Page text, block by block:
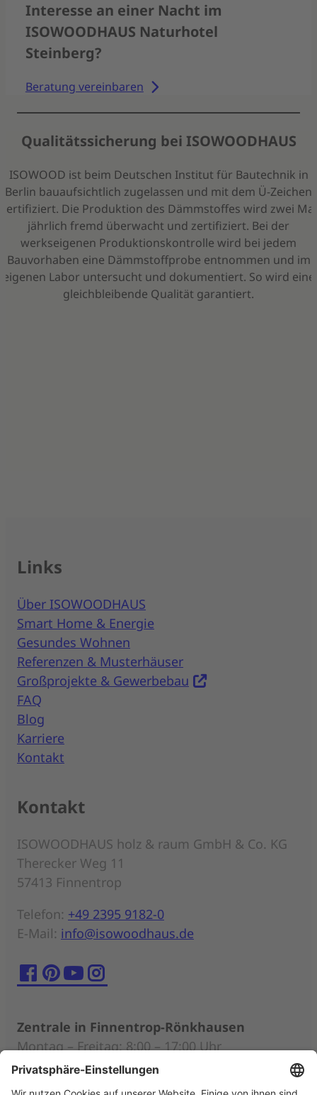
Interesse an einer Nacht im
ISOWOODHAUS Naturhotel
Steinberg?
Beratung vereinbaren
Qualitätssicherung bei ISOWOODHAUS
ISOWOOD ist beim Deutschen Institut für Bautechnik in
Berlin bauaufsichtlich zugelassen und mit dem Ü-Zeichen
zertifiziert. Die Produktion des Dämmstoffes wird zwei Mal
jährlich fremd überwacht und zertifiziert. Bei der
werkseigenen Produktionskontrolle wird bei jedem
Bauvorhaben eine Dämmstoffprobe entnommen und im
eigenen Labor untersucht und dokumentiert. So wird eine
gleichbleibende Qualität garantiert.
Links
Über ISOWOODHAUS
Smart Home & Energie
Gesundes Wohnen
Referenzen & Musterhäuser
Großprojekte & Gewerbebau
FAQ
Blog
Karriere
Kontakt
Kontakt
ISOWOODHAUS holz & raum GmbH & Co. KG
Therecker Weg 11
57413 Finnentrop
Telefon: +49 2395 9182-0
E-Mail: info@isowoodhaus.de
Zentrale in Finnentrop-Rönkhausen
Montag – Freitag: 8:00 – 17:00 Uhr
Persönliche Beratung nach individueller